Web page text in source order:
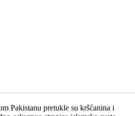
Pakistanu pretukle su kršćanina i